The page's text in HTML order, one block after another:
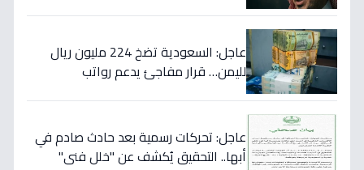
عاجل: السعودية تضخ 224 مليون ريال
لليمن… قرار مفاجئ يدعم رواتب
عاجل: تحركات رسمية بعد حادث صادم في
أبها.. التحقيق يُكشف عن "خلل فني"